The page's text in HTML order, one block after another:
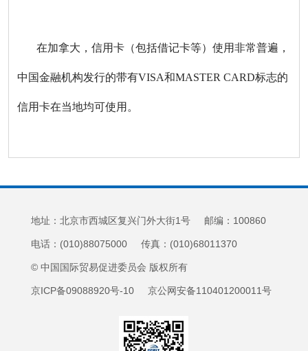
在加拿大，信用卡（包括借记卡等）使用非常普遍，
中国金融机构发行的带有VISA和MASTER CARD标志的
信用卡在当地均可使用。
地址：北京市西城区复兴门外大街1号 邮编：100860
电话：(010)88075000 传真：(010)68011370
© 中国国际贸易促进委员会 版权所有
京ICP备09088920号-10 京公网安备110401200011号